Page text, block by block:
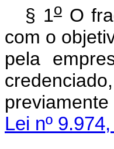
§ 1oO
com o
pela
Lei nº